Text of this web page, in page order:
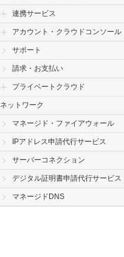
連携サービス
アカウント・クラウドコンソール
サポート
請求・お支払い
プライベートクラウド
ネットワーク
マネージド・ファイアウォール
IPアドレス申請代行サービス
サーバーコネクション
デジタル証明書申請代行サービス
マネージドDNS